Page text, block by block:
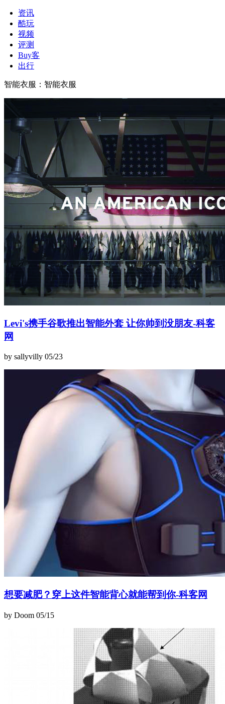
资讯
酷玩
视频
评测
Buy客
出行
智能衣服 ： 智能衣服
Levi's携手谷歌推出智能外套 让你帅到没朋友-科客
网
by sallyvilly 05/23
想要减肥？穿上这件智能背心就能帮到你-科客网
by Doom 05/15